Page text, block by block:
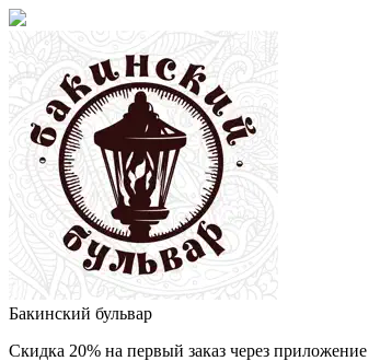
Бакинский бульвар
Скидка 20% на первый заказ через приложение